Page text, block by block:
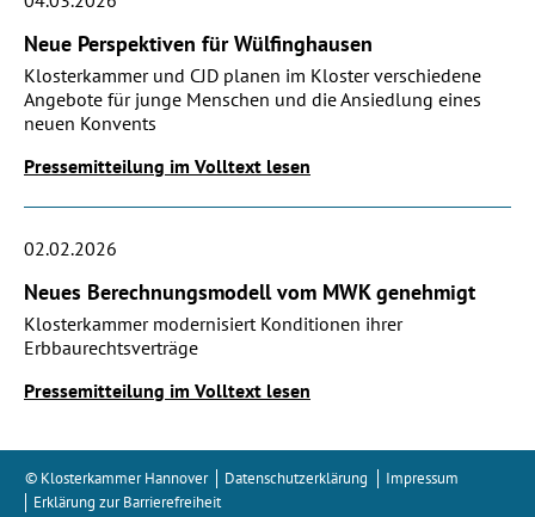
Neue Perspektiven für Wülfinghausen
Klosterkammer und CJD planen im Kloster verschiedene
Angebote für junge Menschen und die Ansiedlung eines
neuen Konvents
Pressemitteilung im Volltext lesen
02.02.2026
Neues Berechnungsmodell vom MWK genehmigt
Klosterkammer modernisiert Konditionen ihrer
Erbbaurechtsverträge
Pressemitteilung im Volltext lesen
© Klosterkammer Hannover Datenschutzerklärung
Impressum
Erklärung zur Barrierefreiheit